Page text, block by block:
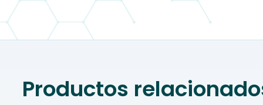
Productos